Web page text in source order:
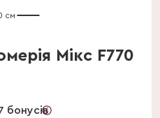
см
Мікс F770
бонусів